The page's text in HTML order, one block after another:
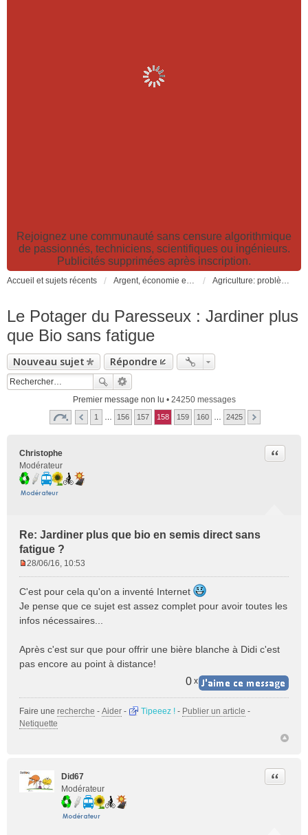
Rejoignez une communauté sans censure algorithmique
de passionnés, techniciens, scientifiques ou ingénieurs.
Publicités supprimées après inscription.
Accueil et sujets récents Argent, économie et finance. Alimentation et agriculture. Développement durable, pollution de l'air et catastrophes. Gestion des déchets. Agriculture: problèmes et pollutions, nouvelles techniques et solutions
Le Potager du Paresseux : Jardiner plus
que Bio sans fatigue
Nouveau sujet Répondre
Premier message non lu • 24250 messages
1 156 157 158 159 160 2425
Christophe
Modérateur
Re: Jardiner plus que bio en semis direct sans
fatigue ?
Citer
s
s
a
e
l
u
28/06/16, 10:53
C'est pour cela qu'on a inventé Internet
Je pense que ce sujet est assez complet pour avoir toutes les
infos nécessaires...
Après c'est sur que pour offrir une bière blanche à Didi c'est
pas encore au point à distance!
0 x
Faire une recherche - Aider - Tipeeez ! - Publier un article -
Netiquette
Did67
Modérateur
Citer